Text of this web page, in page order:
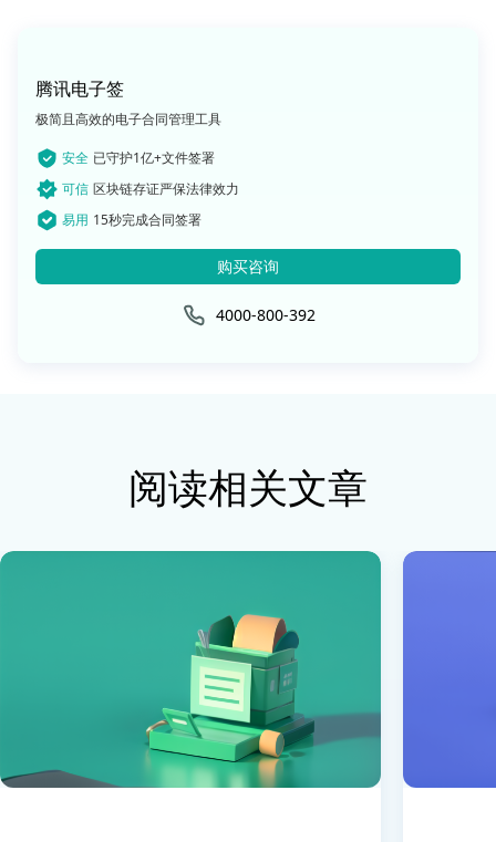
腾讯电子签
极简且高效的电子合同管理工具
安全 已守护1亿+文件签署
可信 区块链存证严保法律效力
易用 15秒完成合同签署
购买咨询
4000-800-392
阅读相关文章